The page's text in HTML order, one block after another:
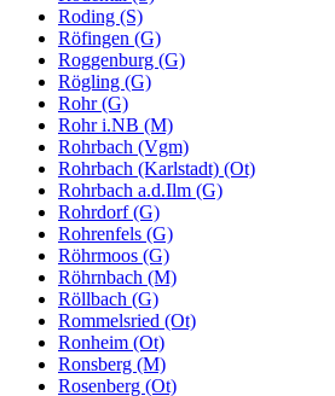
Roding (S)
Röfingen (G)
Roggenburg (G)
Rögling (G)
Rohr (G)
Rohr i.NB (M)
Rohrbach (Vgm)
Rohrbach (Karlstadt) (Ot)
Rohrbach a.d.Ilm (G)
Rohrdorf (G)
Rohrenfels (G)
Röhrmoos (G)
Röhrnbach (M)
Röllbach (G)
Rommelsried (Ot)
Ronheim (Ot)
Ronsberg (M)
Rosenberg (Ot)